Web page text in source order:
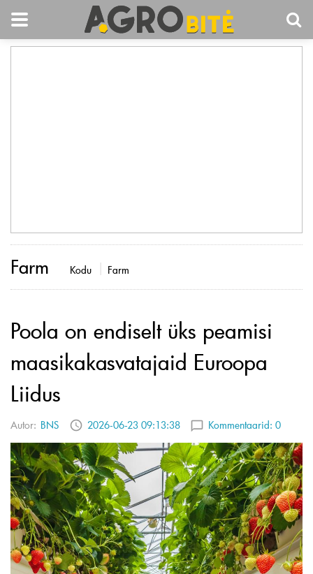
Farm Kodu Farm
Poola on endiselt üks peamisi
maasikakasvatajaid Euroopa
Liidus
Autor: BNS 2026-06-23 09:13:38 Kommentaarid: 0